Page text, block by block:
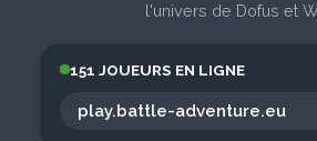
l'univers de Dofus et
151 JOUEURS EN LIGNE